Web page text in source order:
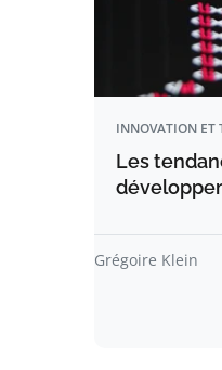
INNOVATION ET
Les
Grégoire Klein